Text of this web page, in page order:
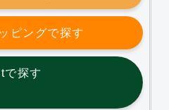
ピングで探す
で探す